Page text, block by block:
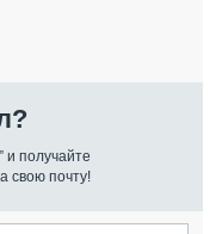
и получайте
свою почту!